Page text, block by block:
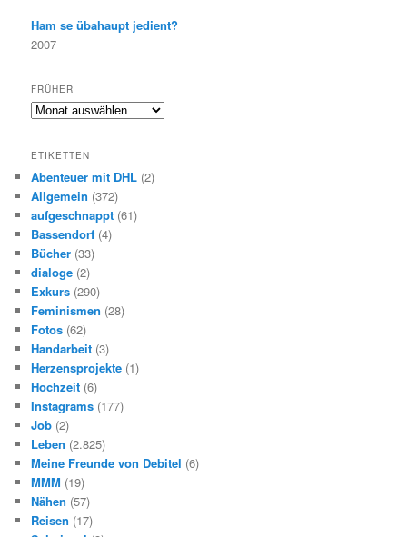
Ham se übahaupt jedient?
2007
FRÜHER
F
h
e
r
ETIKETTEN
Abenteuer mit DHL (2)
Allgemein (372)
aufgeschnappt (61)
Bassendorf (4)
Bücher (33)
dialoge (2)
Exkurs (290)
Feminismen (28)
Fotos (62)
Handarbeit (3)
Herzensprojekte (1)
Hochzeit (6)
Instagrams (177)
Job (2)
Leben (2.825)
Meine Freunde von Debitel (6)
MMM (19)
Nähen (57)
Reisen (17)